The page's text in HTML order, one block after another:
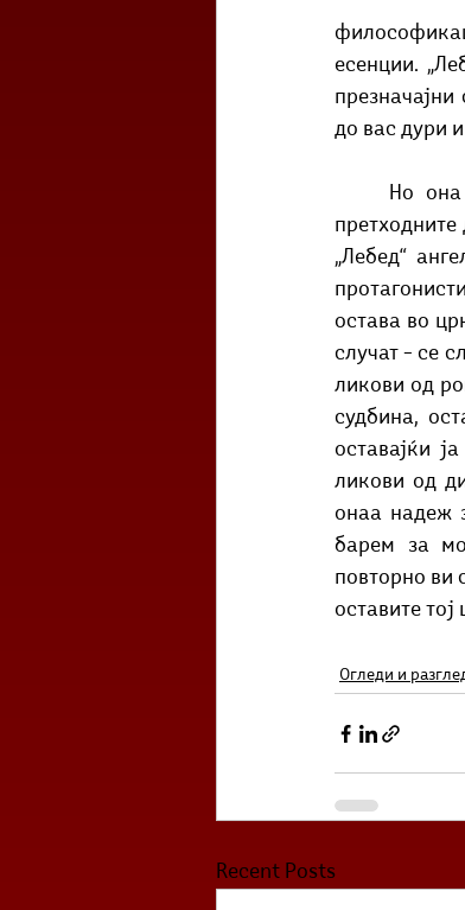
есенции.
до вас дури
„Лебед“
остава во
случат – се
ликови од
судбина,
оставајќи
ликови од
онаа надеж
барем за
повторно ви
оставите
Огледи и
Recent Posts